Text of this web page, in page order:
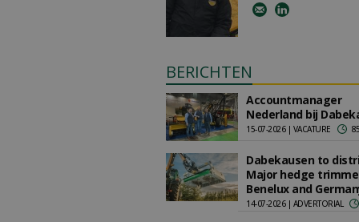
BERICHTEN
Accountmanager
Nederland bij
15-07-2026 | VACATURE
Dabekausen to
Major hedge
Benelux and
14-07-2026 | ADVERTORIAL